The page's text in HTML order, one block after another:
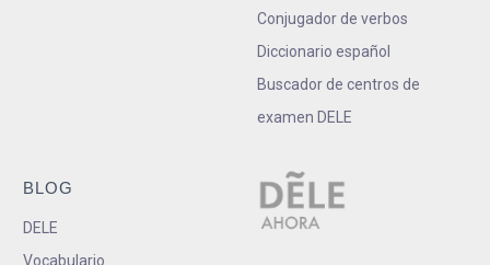
Conjugador de verbos
Diccionario español
Buscador de centros de
examen DELE
BLOG
DELE
Vocabulario